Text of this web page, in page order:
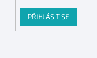
PŘIHLÁSIT SE